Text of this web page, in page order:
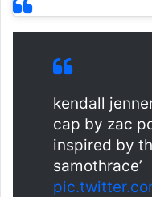
kendall
cap by zac
inspired by
samothrace’